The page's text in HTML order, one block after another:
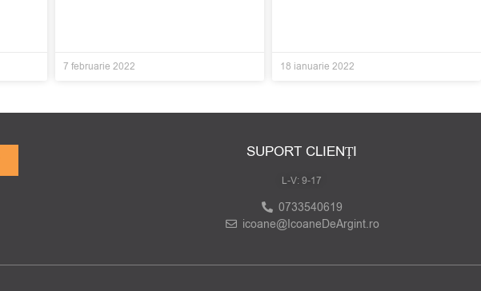
7 februarie 2022 18 ianuarie 2022
SUPORT CLIENȚI
L-V: 9-17
0733540619
icoane@IcoaneDeArgint.ro